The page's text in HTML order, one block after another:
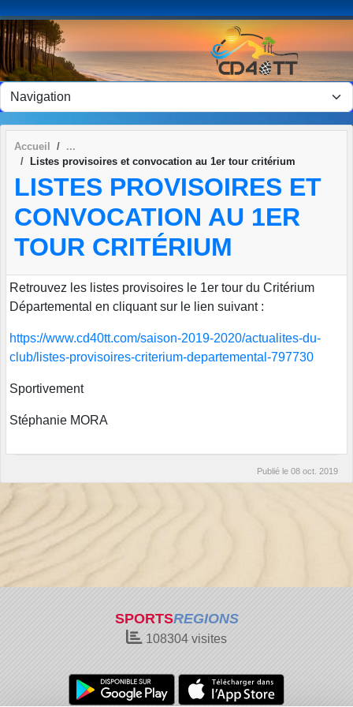
Accueil
Listes provisoires et convocation au 1er tour critérium
LISTES PROVISOIRES ET
CONVOCATION AU 1ER
TOUR CRITÉRIUM
Retrouvez les listes provisoires le 1er tour du Critérium
Départemental en cliquant sur le lien suivant :
https://www.cd40tt.com/saison-2019-2020/actualites-du-
club/listes-provisoires-criterium-departemental-797730
Sportivement
Stéphanie MORA
Publié le 08 oct. 2019
SPORTSREGIONS
108304 visites